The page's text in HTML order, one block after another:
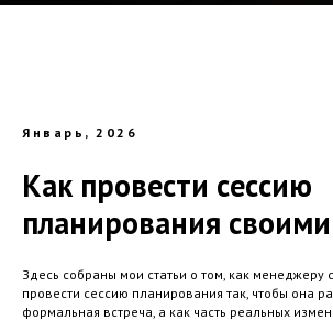
Январь, 2026
Как провести сессию
планирования
Здесь собраны мои статьи о том, как менеджеру
провести сессию планирования так, чтобы она
формальная встреча, а как часть реальных